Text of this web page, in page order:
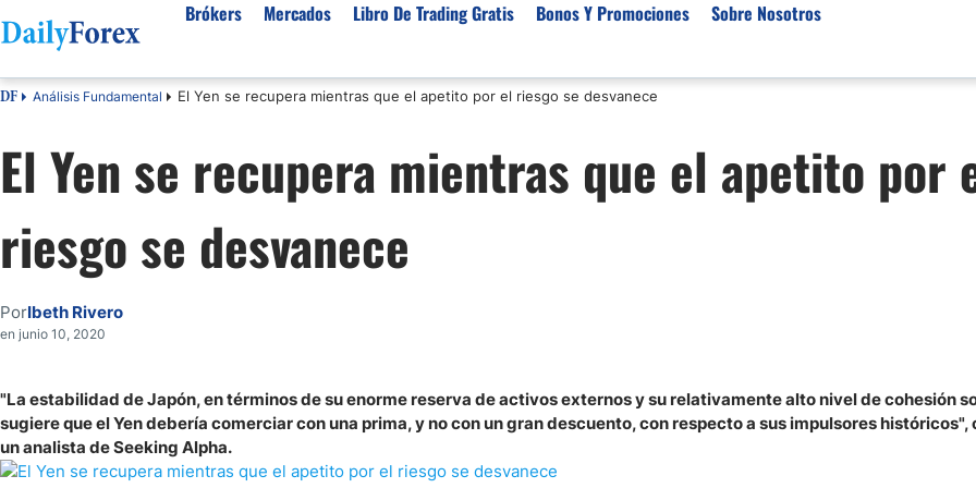
Brókers
España
Argentina
Mexico
Costa Rica
Guatemala
Cuba
El Salvador
Brokers Regulados
Brokers Para Scalping
Lista de Mejores Prop
Empresas de Fondeo en
Mercados
Divisas
EUR/USD
USD/COP
USD/PEN
Todas las Divisas
Materias Primas
Oro (XAU/USD)
Plata (XAG/USD)
Petróleo WTI
Todas las Materias Primas
Indices
Análisis Forex
Señales Forex Gratis
Libro De Trading Gratis Bonos Y Promociones Sobre Nosotros
Sobre Nosotros
Política editorial
Cómo generamos ingresos
Nuestra metodología
Por qué confiar en nosotros
DF Análisis Fundamental El Yen se recupera mientras que el apetito por el riesgo se desvanece
El Yen se recupera mientras que el apetito por
riesgo se desvanece
PorIbeth Rivero
en junio 10, 2020
"La estabilidad de Japón, en términos de su enorme reserva de activos externos y su relativamente alto nivel de cohesión
sugiere que el Yen debería comerciar con una prima, y no con un gran descuento, con respecto a sus impulsores históricos",
un analista de Seeking Alpha.